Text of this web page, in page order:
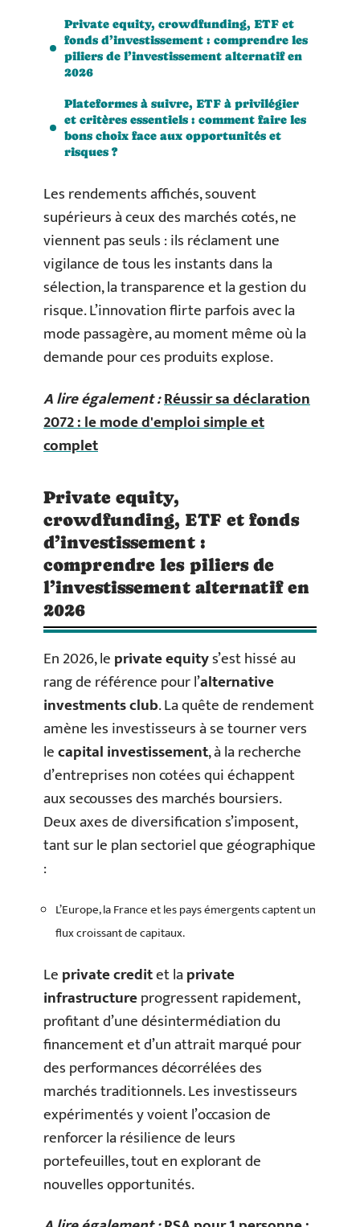
Private equity, crowdfunding, ETF et
fonds d’investissement : comprendre les
piliers de l’investissement alternatif en
2026
Plateformes à suivre, ETF à privilégier
et critères essentiels : comment faire les
bons choix face aux opportunités et
risques ?
Les rendements affichés, souvent
supérieurs à ceux des marchés cotés, ne
viennent pas seuls : ils réclament une
vigilance de tous les instants dans la
sélection, la transparence et la gestion du
risque. L’innovation flirte parfois avec la
mode passagère, au moment même où la
demande pour ces produits explose.
A lire également :Réussir sa déclaration
2072 : le mode d'emploi simple et
complet
Private equity,
crowdfunding, ETF et fonds
d’investissement :
comprendre les piliers de
l’investissement alternatif en
2026
En 2026, leprivate equitys’est hissé au
rang de référence pour l’alternative
investments club. La quête de rendement
amène les investisseurs à se tourner vers
lecapital investissement, à la recherche
d’entreprises non cotées qui échappent
aux secousses des marchés boursiers.
Deux axes de diversification s’imposent,
tant sur le plan sectoriel que géographique
:
L’Europe, la France et les pays émergents captent un
flux croissant de capitaux.
Leprivate creditet laprivate
infrastructureprogressent rapidement,
profitant d’une désintermédiation du
financement et d’un attrait marqué pour
des performances décorrélées des
marchés traditionnels. Les investisseurs
expérimentés y voient l’occasion de
renforcer la résilience de leurs
portefeuilles, tout en explorant de
nouvelles opportunités.